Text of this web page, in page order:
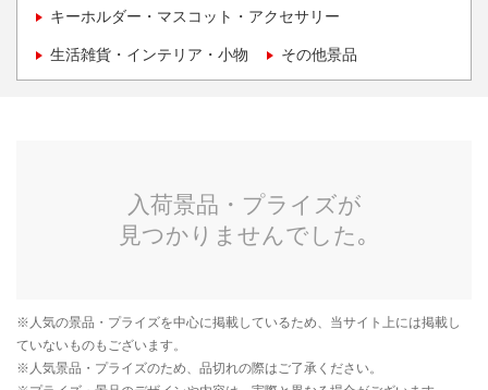
キーホルダー・マスコット・アクセサリー
生活雑貨・インテリア・小物 その他景品